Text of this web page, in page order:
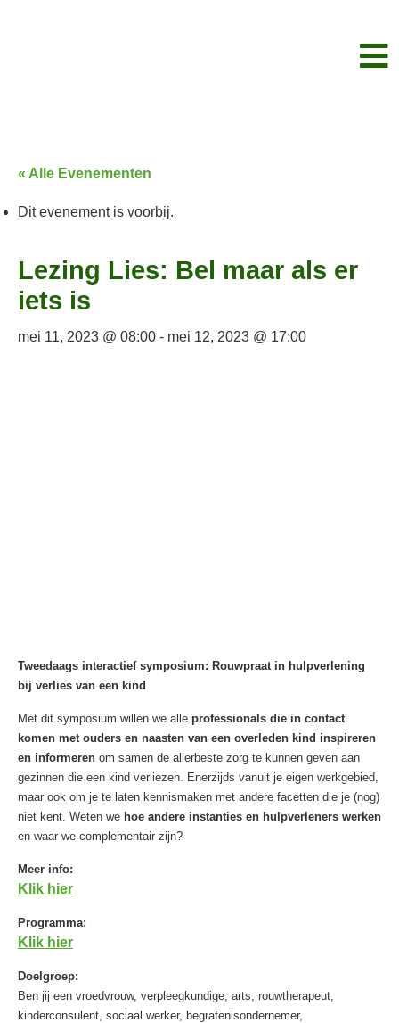
« Alle Evenementen
Dit evenement is voorbij.
Lezing Lies: Bel maar als er
iets is
mei 11, 2023 @ 08:00 - mei 12, 2023 @ 17:00
Tweedaags interactief symposium: Rouwpraat in hulpverlening
bij verlies van een kind
Met dit symposium willen we alle professionals die in contact
komen met ouders en naasten van een overleden kind inspireren
en informeren om samen de allerbeste zorg te kunnen geven aan
gezinnen die een kind verliezen. Enerzijds vanuit je eigen werkgebied,
maar ook om je te laten kennismaken met andere facetten die je (nog)
niet kent. Weten we hoe andere instanties en hulpverleners werken
en waar we complementair zijn?
Meer info:
Klik hier
Programma:
Klik hier
Doelgroep:
Ben jij een vroedvrouw, verpleegkundige, arts, rouwtherapeut,
kinderconsulent, sociaal werker, begrafenisondernemer,